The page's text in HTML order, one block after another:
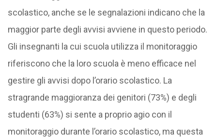
scolastico, anche se le segnalazioni indicano che la
maggior parte degli avvisi avviene in questo periodo.
Gli insegnanti la cui scuola utilizza il monitoraggio
riferiscono che la loro scuola è meno efficace nel
gestire gli avvisi dopo l’orario scolastico. La
stragrande maggioranza dei genitori (73%) e degli
studenti (63%) si sente a proprio agio con il
monitoraggio durante l’orario scolastico, ma questa